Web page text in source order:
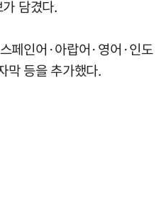
담겼다.
페인어·아랍어·영어·인도
막 등을 추가했다.